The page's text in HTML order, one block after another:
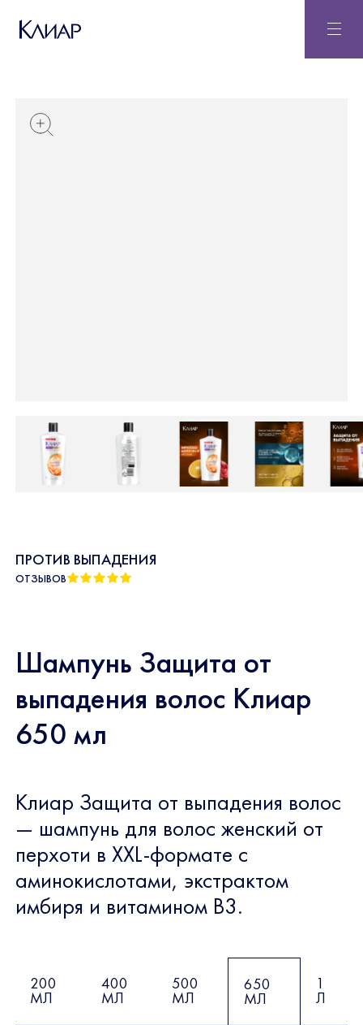
ПРОТИВ ВЫПАДЕНИЯ
ОТЗЫВОВ
Шампунь Защита от
выпадения волос Клиар
650 мл
Клиар Защита от выпадения волос
— шампунь для волос женский от
перхоти в XXL-формате c
аминокислотами, экстрактом
имбиря и витамином В3.
200
МЛ
400
МЛ
500
МЛ
650
МЛ
1
Л